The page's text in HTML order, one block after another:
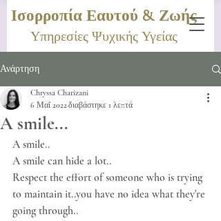
Ισορροπία Εαυτού & Ζωής
Υπηρεσίες Ψυχικής Υγείας
Ανάρτηση
A smile...
Chryssa Charizani
6 Μαΐ 2022διαβάστηκε 1 λεπτά
A smile..
A smile can hide a lot..
Respect the effort of someone who is trying
to maintain it..you have no idea what they're
going through..